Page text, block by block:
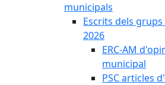
municipals
Escrits dels
2026
ERC-AM
municipal
PSC articles